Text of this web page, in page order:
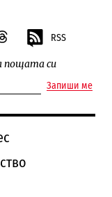
RSS
пощата си
Запиши ме